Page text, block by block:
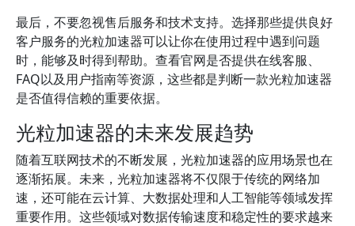
最后，不要忽视售后服务和技术支持。选择那些提供良好
客户服务的光粒加速器可以让你在使用过程中遇到问题
时，能够及时得到帮助。查看官网是否提供在线客服、
FAQ以及用户指南等资源，这些都是判断一款光粒加速器
是否值得信赖的重要依据。
光粒加速器的未来发展趋势
随着互联网技术的不断发展，光粒加速器的应用场景也在
逐渐拓展。未来，光粒加速器将不仅限于传统的网络加
速，还可能在云计算、大数据处理和人工智能等领域发挥
重要作用。这些领域对数据传输速度和稳定性的要求越来